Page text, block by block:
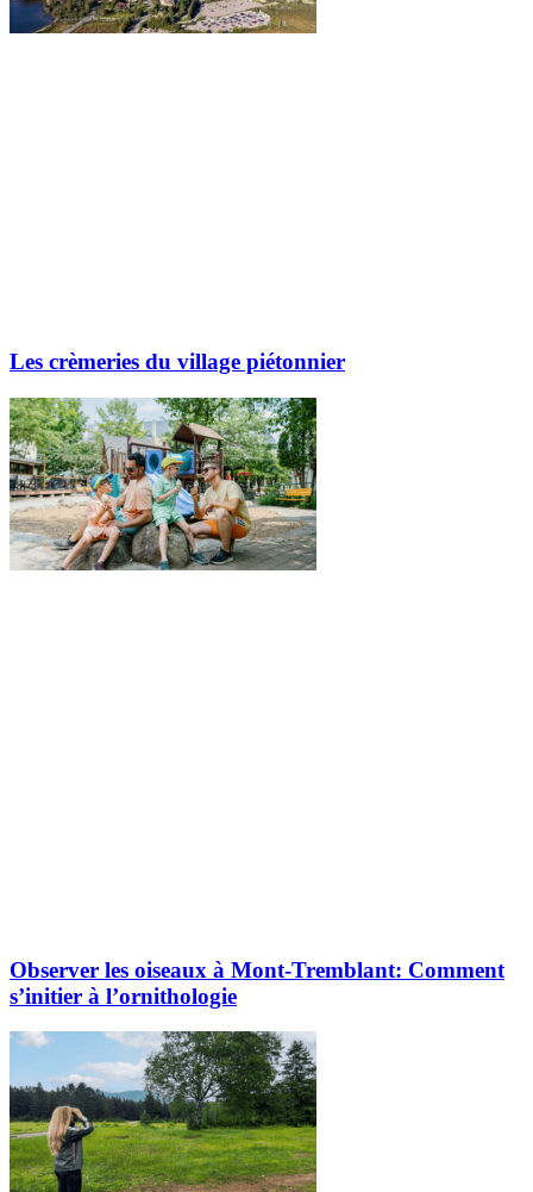
Les crèmeries du village piétonnier
Observer les oiseaux à Mont-Tremblant: Comment
s’initier à l’ornithologie